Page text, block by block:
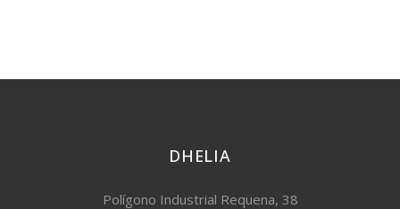
DHELIA
Polígono Industrial Requena, 38